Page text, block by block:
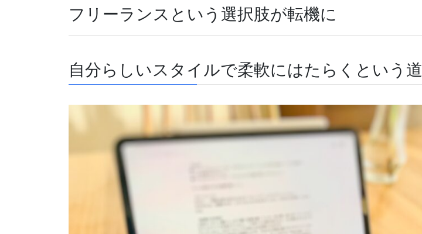
フリーランスという選択肢が転機に
自分らしいスタイルで柔軟にはたらくという道